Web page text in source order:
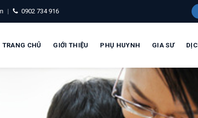
| 0902 734 916
TRANG CHỦ GIỚI THIỆU PHỤ HUYNH GIA SƯ